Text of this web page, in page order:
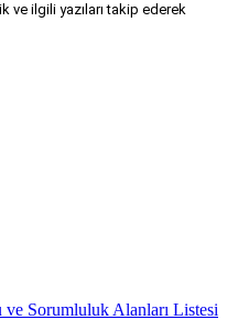
ve ilgili yazıları takip ederek
Sorumluluk Alanları Listesi